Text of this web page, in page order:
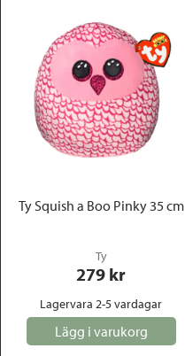
Ty Squish a Boo Pinky 35 cm
Ty
279 kr
Lagervara 2-5 vardagar
Lägg i varukorg